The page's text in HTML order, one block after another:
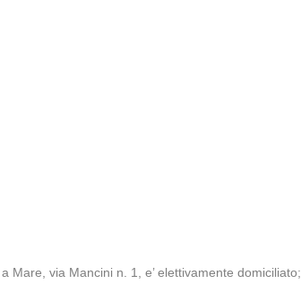
Mare, via Mancini n. 1, e’ elettivamente domiciliato;